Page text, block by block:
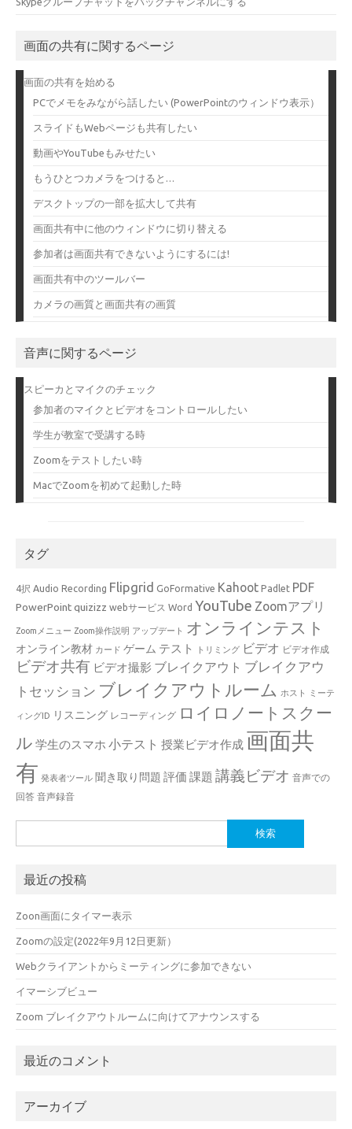
画面の共有に関するページ
画面の共有を始める
PCでメモをみながら話したい (PowerPointのウィンドウ表示）
スライドもWebページも共有したい
動画やYouTubeもみせたい
もうひとつカメラをつけると…
デスクトップの一部を拡大して共有
画面共有中に他のウィンドウに切り替える
参加者は画面共有できないようにするには!
画面共有中のツールバー
カメラの画質と画面共有の画質
音声に関するページ
スピーカとマイクのチェック
参加者のマイクとビデオをコントロールしたい
学生が教室で受講する時
Zoomをテストしたい時
MacでZoomを初めて起動した時
タグ
4択 Audio Recording Flipgrid GoFormative Kahoot Padlet PDF
PowerPointquizizz webサービス Word YouTube Zoomアプリ
Zoomメニュー Zoom操作説明 アップデート オンラインテスト
オンライン教材 カード ゲーム テスト トリミング ビデオ ビデオ作成
ビデオ共有 ビデオ撮影 ブレイクアウト ブレイクアウ
トセッション ブレイクアウトルーム ホスト ミーテ
ィングID リスニング レコーディング ロイロノートスクー
ル 学生のスマホ 小テスト 授業ビデオ作成 画面共
有 発表者ツール 聞き取り問題 評価 課題 講義ビデオ 音声での
回答 音声録音
索:
最近の投稿
Zoon画面にタイマー表示
Zoomの設定(2022年9月12日更新）
Webクライアントからミーティングに参加できない
イマーシブビュー
Zoom ブレイクアウトルームに向けてアナウンスする
最近のコメント
アーカイブ